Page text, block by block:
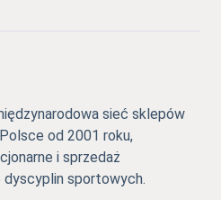
sieć sklepów
od 2001 roku,
i sprzedaż
sportowych.